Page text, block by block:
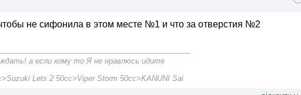
не сифонила в этом месте №1 и что за отверстия №2
а если кому то Я не нравлюсь идите
Lets 2 50cc>Viper Storm 50cc>KANUNI Sai